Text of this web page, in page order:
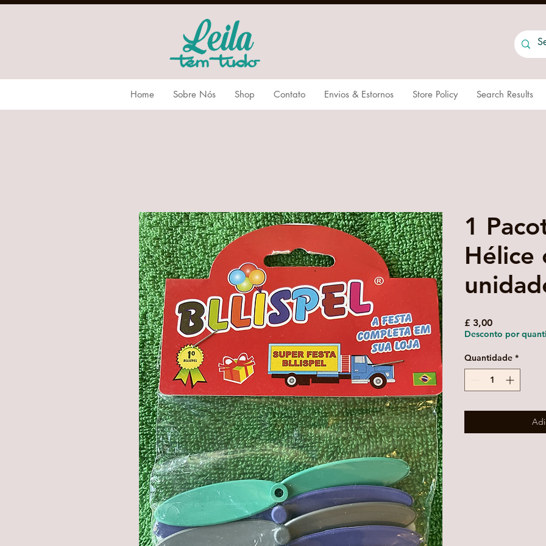
Home Sobre Nós Shop Contato Envios & Estornos Store Policy Search Results
1
Hélice
£ 3,00Preço
Desconto por
Quantidade *